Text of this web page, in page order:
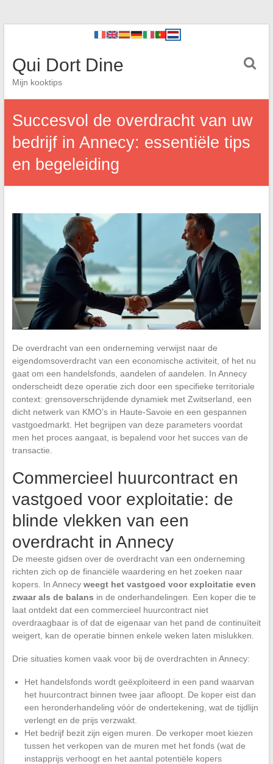
Qui Dort Dine
Mijn kooktips
Succesvol de overdracht van uw
bedrijf in Annecy: essentiële tips
en begeleiding
De overdracht van een onderneming verwijst naar de
eigendomsoverdracht van een economische activiteit, of het nu
gaat om een handelsfonds, aandelen of aandelen. In Annecy
onderscheidt deze operatie zich door een specifieke territoriale
context: grensoverschrijdende dynamiek met Zwitserland, een
dicht netwerk van KMO’s in Haute-Savoie en een gespannen
vastgoedmarkt. Het begrijpen van deze parameters voordat
men het proces aangaat, is bepalend voor het succes van de
transactie.
Commercieel huurcontract en
vastgoed voor exploitatie: de
blinde vlekken van een
overdracht in Annecy
De meeste gidsen over de overdracht van een onderneming
richten zich op de financiële waardering en het zoeken naar
kopers. In Annecy weegt het vastgoed voor exploitatie even
zwaar als de balans in de onderhandelingen. Een koper die te
laat ontdekt dat een commercieel huurcontract niet
overdraagbaar is of dat de eigenaar van het pand de continuïteit
weigert, kan de operatie binnen enkele weken laten mislukken.
Drie situaties komen vaak voor bij de overdrachten in Annecy:
Het handelsfonds wordt geëxploiteerd in een pand waarvan
het huurcontract binnen twee jaar afloopt. De koper eist dan
een heronderhandeling vóór de ondertekening, wat de tijdlijn
verlengt en de prijs verzwakt.
Het bedrijf bezit zijn eigen muren. De verkoper moet kiezen
tussen het verkopen van de muren met het fonds (wat de
instapprijs verhoogt en het aantal potentiële kopers